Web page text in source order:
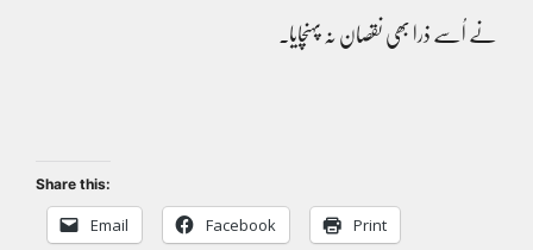
نے اُسے ذرا بھی نقصان نہ پہنچایا۔
Share this:
Email Facebook Print